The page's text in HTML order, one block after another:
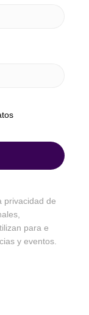
privacidad de
para e
y eventos.